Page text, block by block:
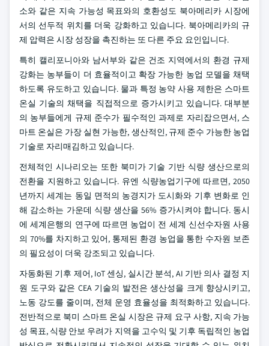
소와 같은 지속 가능성 목표와의 호환성도 북아메리카 시장에
서의 선두적 위치를 더욱 강화하고 있습니다. 북아메리카의 규
제 압력은 시장 성장을 촉진하는 또 다른 주요 요인입니다.
특히 캘리포니아와 남서부와 같은 건조 지역에서의 환경 규제
강화는 농부들이 더 효율적이고 확장 가능한 농업 모델을 채택
하도록 유도하고 있습니다. 물과 특정 농약 사용 제한은 스마트
온실 기술의 채택을 직접적으로 증가시키고 있습니다. 대부분
의 농부들에게 규제 준수가 필수적인 과제로 자리잡으면서, 스
마트 온실은 가장 실현 가능한, 생산적인, 규제 준수 가능한 농업
기술로 자리매김하고 있습니다.
전체적인 시나리오는 또한 북미가 기술 기반 식량 생산으로의
전환을 지원하고 있습니다. 유엔 식량농업기구에 따르면, 2050
년까지 세계는 동일 면적의 농경지가 도시화와 기후 변화로 인
해 감소하는 가운데 식량 생산을 56% 증가시켜야 합니다. 동시
에 세계은행의 연구에 따르면 농업이 전 세계 신선수자원 사용
의 70%를 차지하고 있어, 통제된 환경 농업을 통한 수자원 보존
의 필요성이 더욱 강조되고 있습니다.
자동화된 기후 제어, IoT 센싱, 실시간 분석, AI 기반 의사 결정 지
원 도구와 같은 CEA 기술의 발전은 생산성을 크게 향상시키고,
노동 강도를 줄이며, 전체 운영 효율성을 최적화하고 있습니다.
전반적으로 북미 스마트 온실 시장은 규제 요구 사항, 지속 가능
성 목표, 식량 안보 우려가 지역을 고수익 및 기후 독립적인 농업